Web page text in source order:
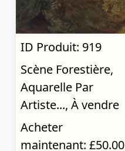
ID Produit: 919
Scène Forestière,
Aquarelle Par
Artiste..., À vendre
Acheter
maintenant: £50.00